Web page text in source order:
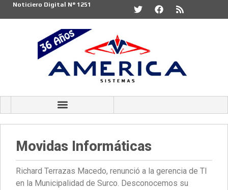
Noticiero Digital N° 1251
Movidas Informáticas
Richard Terrazas Macedo, renunció a la gerencia de TI
en la Municipalidad de Surco. Desconocemos su